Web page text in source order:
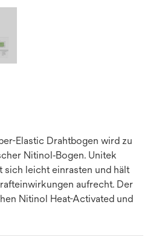
Elastic Drahtbogen wird zu
Nitinol‑Bogen. Unitek
sich leicht einrasten und hält
aufrecht. Der
Nitinol Heat-Activated und